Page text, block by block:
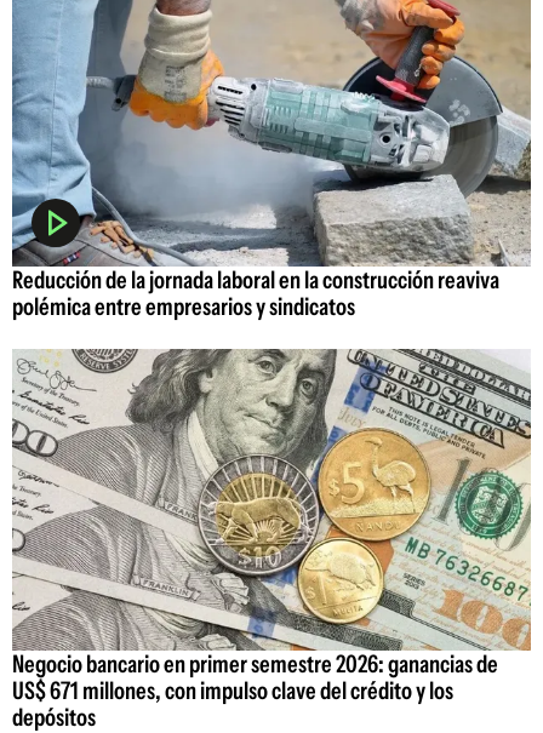
Reducción de la jornada laboral en la construcción reaviva
polémica entre empresarios y sindicatos
Negocio bancario en primer semestre 2026: ganancias de
US$ 671 millones, con impulso clave del crédito y los
depósitos